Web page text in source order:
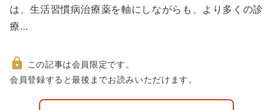
動は、生活習慣病治療薬を軸にしながらも、より多くの診
療…
非
この記事は会員限定です。
会員登録すると最後までお読みいただけます。